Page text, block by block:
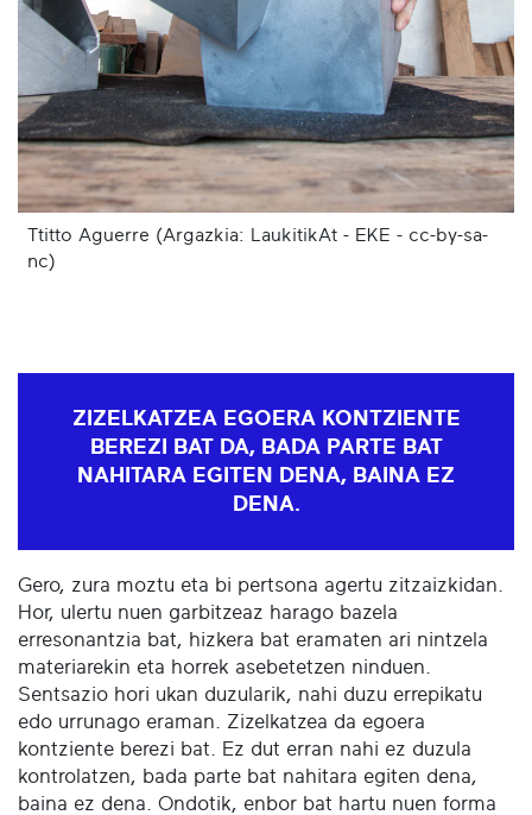
Ttitto Aguerre (Argazkia: LaukitikAt - EKE - cc-by-sa-
nc)
ZIZELKATZEA EGOERA KONTZIENTE
BEREZI BAT DA, BADA PARTE BAT
NAHITARA EGITEN DENA, BAINA EZ
DENA.
Gero, zura moztu eta bi pertsona agertu zitzaizkidan.
Hor, ulertu nuen garbitzeaz harago bazela
erresonantzia bat, hizkera bat eramaten ari nintzela
materiarekin eta horrek asebetetzen ninduen.
Sentsazio hori ukan duzularik, nahi duzu errepikatu
edo urrunago eraman. Zizelkatzea da egoera
kontziente berezi bat. Ez dut erran nahi ez duzula
kontrolatzen, bada parte bat nahitara egiten dena,
baina ez dena. Ondotik, enbor bat hartu nuen forma